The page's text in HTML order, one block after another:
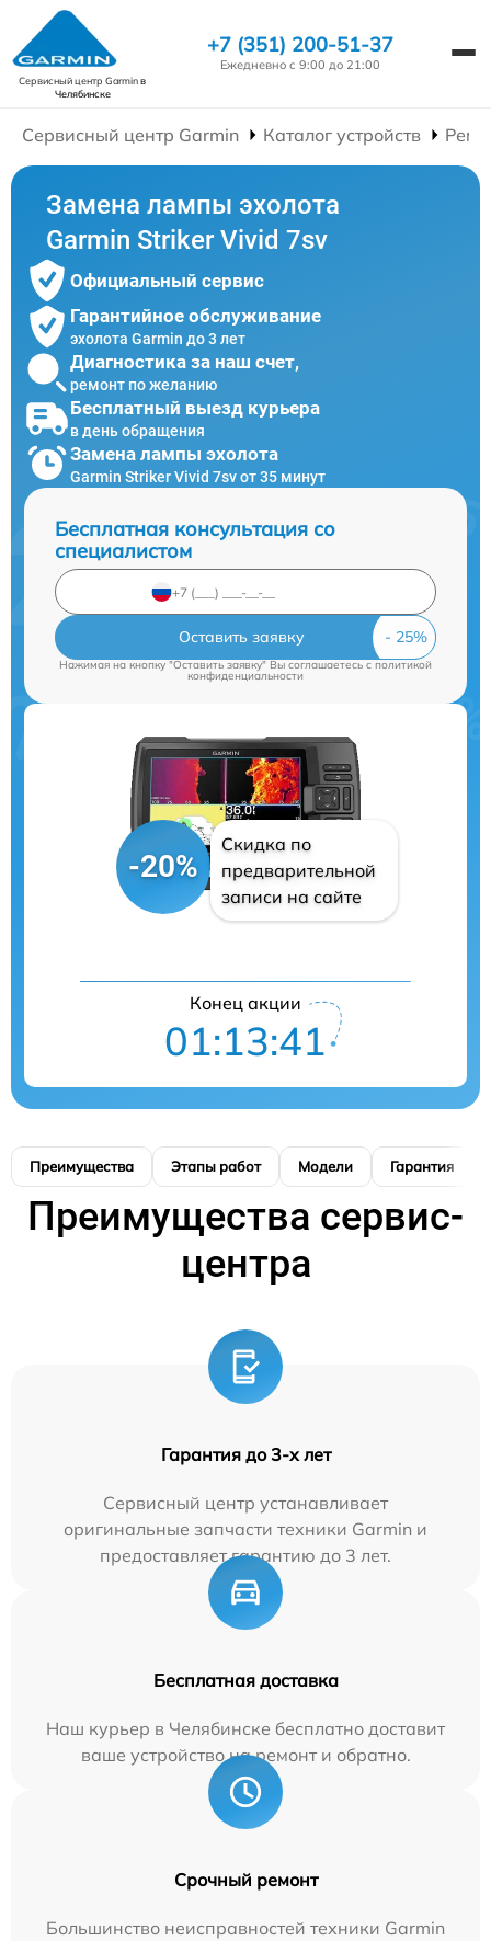
Сервисный центр Garminв
Челябинске
+7 (351) 200-51-37
Ежедневно с 9:00 до 21:00
Сервисный центр Garmin Каталог устройств
Замена лампы эхолота
Garmin Striker Vivid 7sv
Официальный сервис
Гарантийное обслуживание
эхолота Garmin до 3 лет
Диагностика за наш счет,
ремонт по желанию
Бесплатный выезд курьера
в день обращения
Замена лампы эхолота
Garmin Striker Vivid 7sv от 35 минут
Бесплатная консультация со
специалистом
Оставить заявку
Нажимая на кнопку "Оставить заявку" Вы соглашаетесь cполитикой
конфиденциальности
-20%
Скидка по
предварительной
записи на сайте
Конец акции
01:13:40
Преимущества Этапы работ Модели Гарантия
Преимущества сервис-
центра
Гарантия до 3-х лет
Сервисный центр устанавливает
оригинальные запчасти техники Garmin и
предоставляет гарантию до 3 лет.
Бесплатная доставка
Наш курьер в Челябинске бесплатно доставит
ваше устройство на ремонт и обратно.
Срочный ремонт
Большинство неисправностей техники Garmin